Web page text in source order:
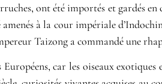
ont été importés et gardés
à la cour impériale
Taizong a commandé une
Européens, car les oiseaux